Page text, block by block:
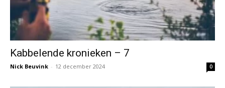
Kabbelende kronieken – 7
Nick Beuvink - 12 december 2024 0